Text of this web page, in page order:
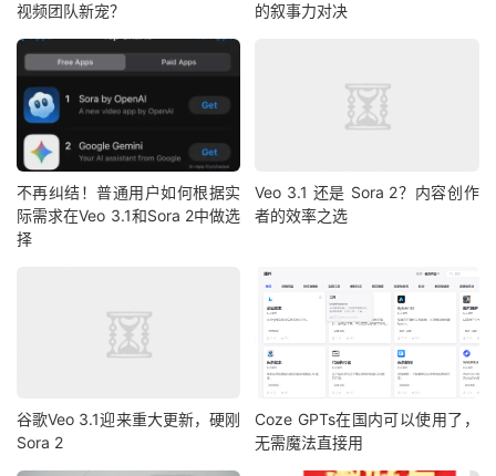
视频团队新宠？
的叙事力对决
不再纠结！普通用户如何根据实
际需求在Veo 3.1和Sora 2中做选
择
Veo 3.1 还是 Sora 2？内容创作
者的效率之选
谷歌Veo 3.1迎来重大更新，硬刚
Sora 2
Coze GPTs在国内可以使用了，
无需魔法直接用